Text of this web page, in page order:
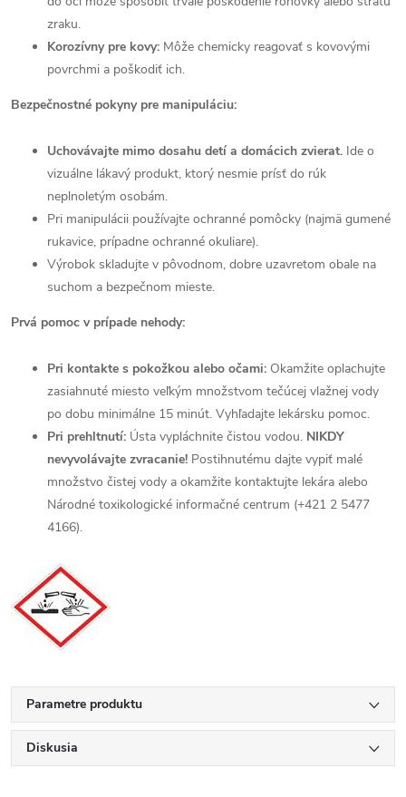
zraku.
Korozívny pre kovy: Môže chemicky reagovať s kovovými
povrchmi a poškodiť ich.
Bezpečnostné pokyny pre manipuláciu:
Uchovávajte mimo dosahu detí a domácich zvierat. Ide o
vizuálne lákavý produkt, ktorý nesmie prísť do rúk
neplnoletým osobám.
Pri manipulácii používajte ochranné pomôcky (najmä gumené
rukavice, prípadne ochranné okuliare).
Výrobok skladujte v pôvodnom, dobre uzavretom obale na
suchom a bezpečnom mieste.
Prvá pomoc v prípade nehody:
Pri kontakte s pokožkou alebo očami: Okamžite oplachujte
zasiahnuté miesto veľkým množstvom tečúcej vlažnej vody
po dobu minimálne 15 minút. Vyhľadajte lekársku pomoc.
Pri prehltnutí: Ústa vypláchnite čistou vodou. NIKDY
nevyvolávajte zvracanie! Postihnutému dajte vypiť malé
množstvo čistej vody a okamžite kontaktujte lekára alebo
Národné toxikologické informačné centrum (+421 2 5477
4166).
Parametre produktu
Diskusia